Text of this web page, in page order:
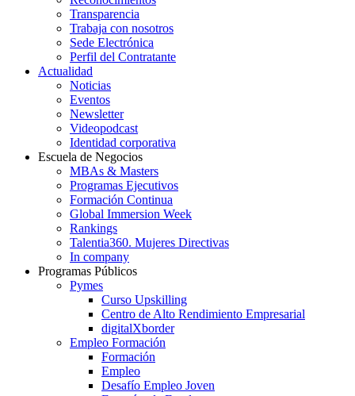
Transparencia
Trabaja con nosotros
Sede Electrónica
Perfil del Contratante
Actualidad
Noticias
Eventos
Newsletter
Videopodcast
Identidad corporativa
Escuela de Negocios
MBAs & Masters
Programas Ejecutivos
Formación Continua
Global Immersion Week
Rankings
Talentia360. Mujeres Directivas
In company
Programas Públicos
Pymes
Curso Upskilling
Centro de Alto Rendimiento Empresarial
digitalXborder
Empleo Formación
Formación
Empleo
Desafío Empleo Joven